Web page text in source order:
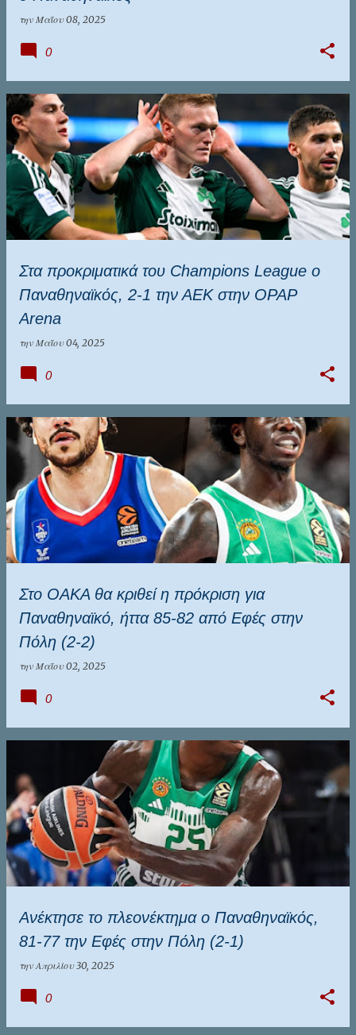
την Μαΐου 08, 2025
0
Στα προκριματικά του Champions League ο
Παναθηναϊκός, 2-1 την ΑΕΚ στην OPAP
Arena
την Μαΐου 04, 2025
0
Στο ΟΑΚΑ θα κριθεί η πρόκριση για
Παναθηναϊκό, ήττα 85-82 από Εφές στην
Πόλη (2-2)
την Μαΐου 02, 2025
0
Ανέκτησε το πλεονέκτημα ο Παναθηναϊκός,
81-77 την Εφές στην Πόλη (2-1)
την Απριλίου 30, 2025
0